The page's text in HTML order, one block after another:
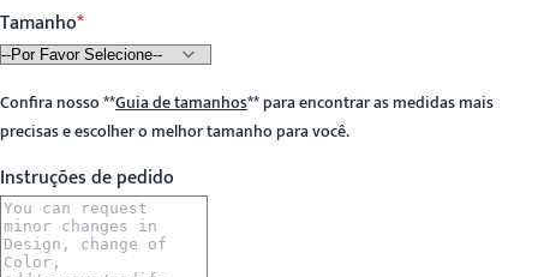
Tamanho
Confira nosso**Guia de tamanhos**para encontrar as medidas mais
precisas e escolher o melhor tamanho para você.
Instruções de pedido